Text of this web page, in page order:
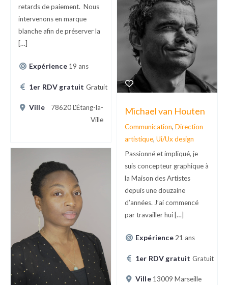
retards de paiement. Nous
intervenons en marque
blanche afin de préserver la
[…]
Expérience 19 ans
1er RDV gratuit Gratuit
Ville
78620 L'Étang-la-
Ville
Michael van Houten
Communication, Direction
artistique, Ui/Ux design
Passionné et impliqué, je
suis concepteur graphique à
la Maison des Artistes
depuis une douzaine
d’années. J’ai commencé
par travailler hui […]
Expérience 21 ans
1er RDV gratuit Gratuit
Ville 13009 Marseille